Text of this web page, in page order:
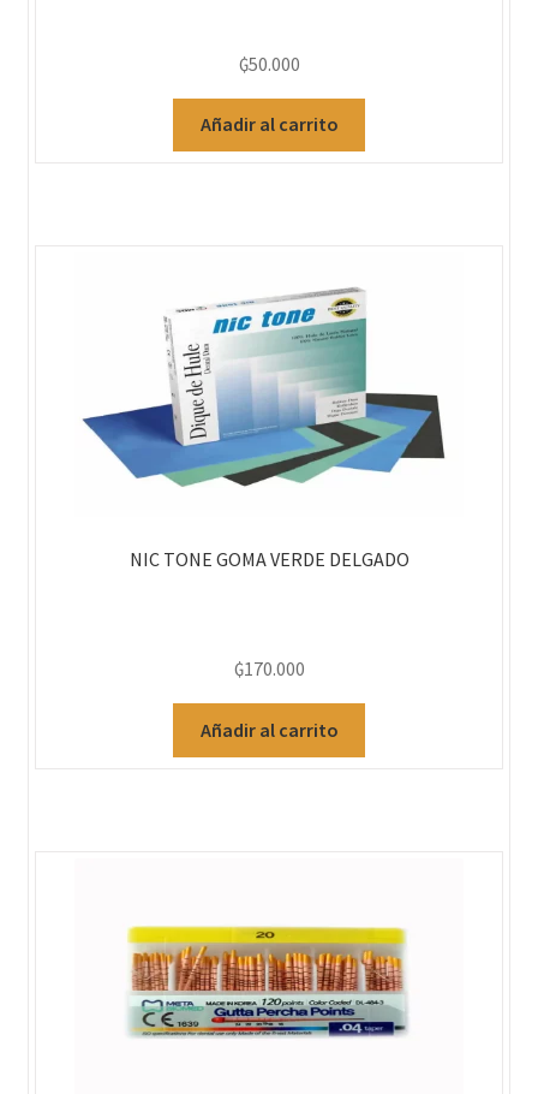
₲50.000
Añadir al carrito
NIC TONE GOMA VERDE DELGADO
₲170.000
Añadir al carrito